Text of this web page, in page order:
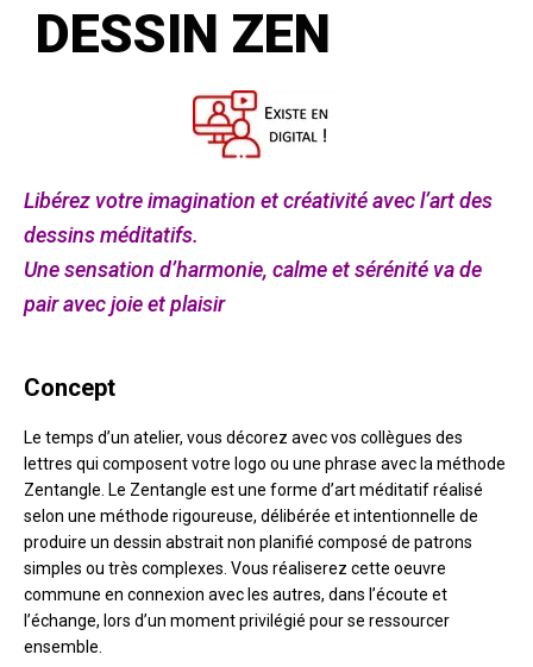
DESSIN ZEN
Libérez votre imagination et créativité avec l’art des
dessins méditatifs.
Une sensation d’harmonie, calme et sérénité va de
pair avec joie et plaisir
Concept
Le temps d’un atelier, vous décorez avec vos collègues des
lettres qui composent votre logo ou une phrase avec la méthode
Zentangle. Le Zentangle est une forme d’art méditatif réalisé
selon une méthode rigoureuse, délibérée et intentionnelle de
produire un dessin abstrait non planifié composé de patrons
simples ou très complexes. Vous réaliserez cette oeuvre
commune en connexion avec les autres, dans l’écoute et
l’échange, lors d’un moment privilégié pour se ressourcer
ensemble.